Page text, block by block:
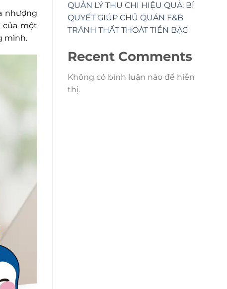
nhượng
của một
mình.
QUẢN LÝ THU CHI HIỆU QUẢ: BÍ
QUYẾT GIÚP CHỦ QUÁN F&B
TRÁNH THẤT THOÁT TIỀN BẠC
Recent Comments
Không có bình luận nào để hiển
thị.